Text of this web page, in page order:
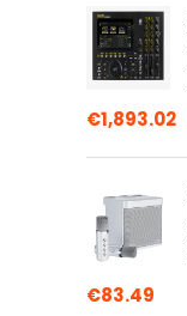
€1,893.02
€83.49